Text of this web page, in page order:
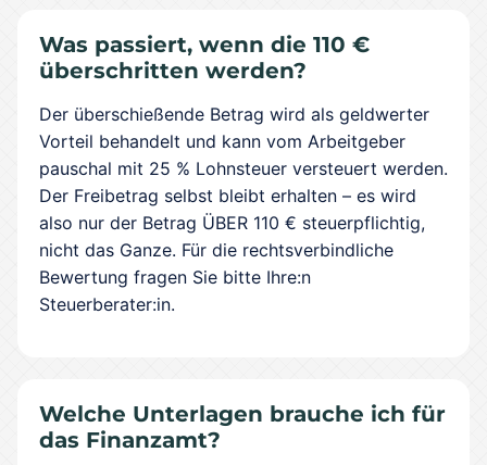
Was passiert, wenn die 110 €
überschritten werden?
Der überschießende Betrag wird als geldwerter
Vorteil behandelt und kann vom Arbeitgeber
pauschal mit 25 % Lohnsteuer versteuert werden.
Der Freibetrag selbst bleibt erhalten – es wird
also nur der Betrag ÜBER 110 € steuerpflichtig,
nicht das Ganze. Für die rechtsverbindliche
Bewertung fragen Sie bitte Ihre:n
Steuerberater:in.
Welche Unterlagen brauche ich für
das Finanzamt?